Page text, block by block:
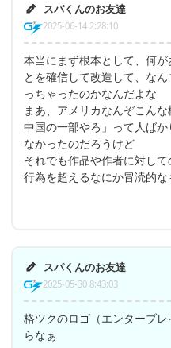
スパくんのお友達
2025-06-14 2:28:10
本当にまず根本として、何
とを確信して改造して、な
っちゃったのかなんだよな
まあ、アメリカなんぞこん
中国の一部やろ」って人ば
なかったのだろうけど
それでも作品や作者に対し
行為を超えるなにか冒涜的
スパくんのお友達
2025-05-30 8:43:03
格ツクのロゴ（エンターブ
らなぁ